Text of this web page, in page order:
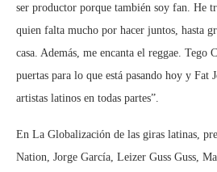
ser productor porque también soy fan. He
quien falta mucho por hacer juntos, hasta
casa. Además, me encanta el reggae. Tego
puertas para lo que está pasando hoy y Fat
artistas latinos en todas partes”.
En La Globalización de las giras latinas,
Nation, Jorge García, Leizer Guss Guss,